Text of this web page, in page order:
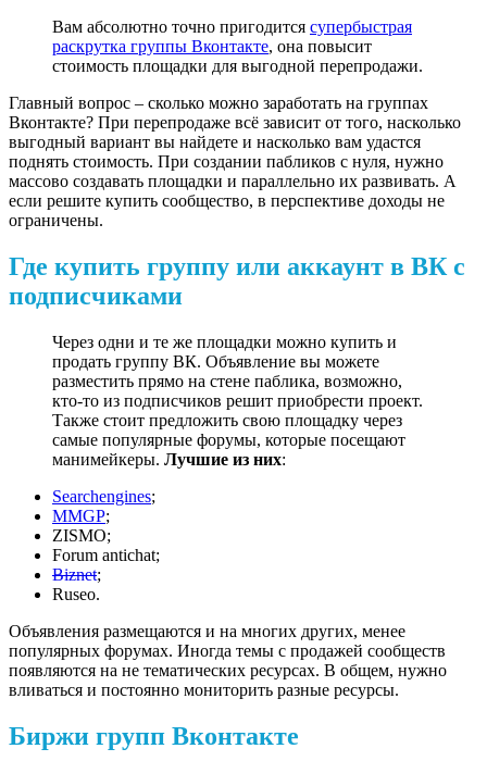
Вам абсолютно точно пригодится супербыстрая
раскрутка группы Вконтакте, она повысит
стоимость площадки для выгодной перепродажи.
Главный вопрос – сколько можно заработать на группах
Вконтакте? При перепродаже всё зависит от того, насколько
выгодный вариант вы найдете и насколько вам удастся
поднять стоимость. При создании пабликов с нуля, нужно
массово создавать площадки и параллельно их развивать. А
если решите купить сообщество, в перспективе доходы не
ограничены.
Где купить группу или аккаунт в ВК с
подписчиками
Через одни и те же площадки можно купить и
продать группу ВК. Объявление вы можете
разместить прямо на стене паблика, возможно,
кто-то из подписчиков решит приобрести проект.
Также стоит предложить свою площадку через
самые популярные форумы, которые посещают
манимейкеры. Лучшие из них:
Searchengines;
MMGP;
ZISMO;
Forum antichat;
Biznet;
Ruseo.
Объявления размещаются и на многих других, менее
популярных форумах. Иногда темы с продажей сообществ
появляются на не тематических ресурсах. В общем, нужно
вливаться и постоянно мониторить разные ресурсы.
Биржи групп Вконтакте